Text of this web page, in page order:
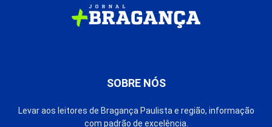
SOBRE NÓS
Levar aos leitores de Bragança Paulista e região, informação
com padrão de excelência.